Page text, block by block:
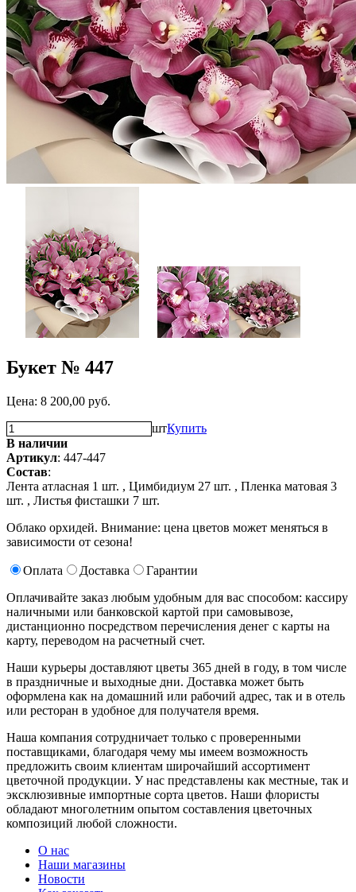
Букет № 447
Цена: 8 200,00 руб.
штКупить
В наличии
Артикул: 447-447
Состав:
Лента атласная 1 шт. , Цимбидиум 27 шт. , Пленка матовая 3
шт. , Листья фисташки 7 шт.
Облако орхидей. Внимание: цена цветов может меняться в
зависимости от сезона!
Оплата Доставка
Гарантии
Оплачивайте заказ любым удобным для вас способом: кассиру
наличными или банковской картой при самовывозе,
дистанционно посредством перечисления денег с карты на
карту, переводом на расчетный счет.
Наши курьеры доставляют цветы 365 дней в году, в том числе
в праздничные и выходные дни. Доставка может быть
оформлена как на домашний или рабочий адрес, так и в отель
или ресторан в удобное для получателя время.
Наша компания сотрудничает только с проверенными
поставщиками, благодаря чему мы имеем возможность
предложить своим клиентам широчайший ассортимент
цветочной продукции. У нас представлены как местные, так и
эксклюзивные импортные сорта цветов. Наши флористы
обладают многолетним опытом составления цветочных
композиций любой сложности.
О нас
Наши магазины
Новости